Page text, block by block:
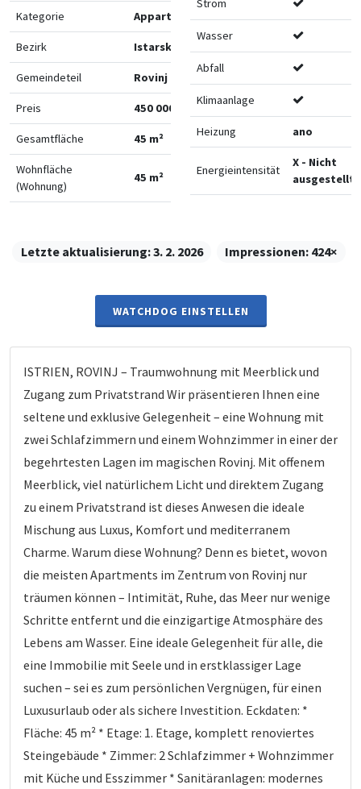
Kategorie Appartements
Bezirk Istarska
Gemeindeteil Rovinj
Preis 450 000 €
Gesamtfläche 45 m²
Wohnfläche
(Wohnung)
45 m²
Strom
Wasser
Abfall
Klimaanlage
Heizung ano
Energieintensität
X - Nicht
ausgestellt
Letzte aktualisierung:3. 2. 2026 Impressionen: 424×
WATCHDOG EINSTELLEN
ISTRIEN, ROVINJ – Traumwohnung mit Meerblick und
Zugang zum Privatstrand Wir präsentieren Ihnen eine
seltene und exklusive Gelegenheit – eine Wohnung mit
zwei Schlafzimmern und einem Wohnzimmer in einer der
begehrtesten Lagen im magischen Rovinj. Mit offenem
Meerblick, viel natürlichem Licht und direktem Zugang
zu einem Privatstrand ist dieses Anwesen die ideale
Mischung aus Luxus, Komfort und mediterranem
Charme. Warum diese Wohnung? Denn es bietet, wovon
die meisten Apartments im Zentrum von Rovinj nur
träumen können – Intimität, Ruhe, das Meer nur wenige
Schritte entfernt und die einzigartige Atmosphäre des
Lebens am Wasser. Eine ideale Gelegenheit für alle, die
eine Immobilie mit Seele und in erstklassiger Lage
suchen – sei es zum persönlichen Vergnügen, für einen
Luxusurlaub oder als sichere Investition. Eckdaten: *
Fläche: 45 m² * Etage: 1. Etage, komplett renoviertes
Steingebäude * Zimmer: 2 Schlafzimmer + Wohnzimmer
mit Küche und Esszimmer * Sanitäranlagen: modernes